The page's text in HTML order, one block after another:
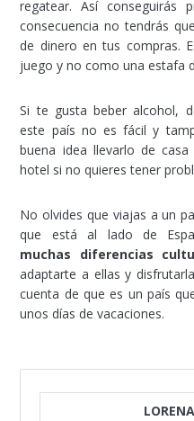
regatear. Así conseguirás
consecuencia no tendrás
de dinero en tus compras.
juego y no como una estafa
Si te gusta beber alcohol,
este país no es fácil y
buena idea llevarlo de
hotel si no quieres tener
No olvides que viajas a un
que está al lado de
muchas diferencias
adaptarte a ellas y
cuenta de que es un país
unos días de vacaciones.